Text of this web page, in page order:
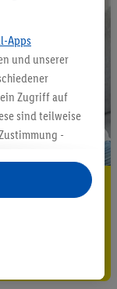
Apps
und unserer
Zugriff auf
sind teilweise
-
TCF
werden
der Lidl-